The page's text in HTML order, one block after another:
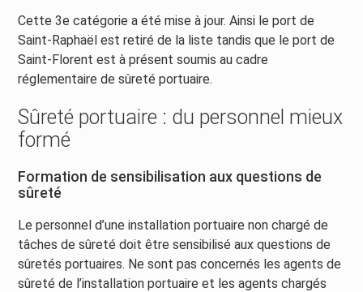
Cette 3e catégorie a été mise à jour. Ainsi le port de
Saint-Raphaël est retiré de la liste tandis que le port de
Saint-Florent est à présent soumis au cadre
réglementaire de sûreté portuaire.
Sûreté portuaire : du personnel mieux
formé
Formation de sensibilisation aux questions de
sûreté
Le personnel d’une installation portuaire non chargé de
tâches de sûreté doit être sensibilisé aux questions de
sûretés portuaires. Ne sont pas concernés les agents de
sûreté de l’installation portuaire et les agents chargés